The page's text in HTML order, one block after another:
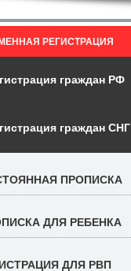
РЕГИСТРАЦИЯ
граждан РФ
граждан СНГ
ПРОПИСКА
ДЛЯ РЕБЕНКА
ДЛЯ РВП